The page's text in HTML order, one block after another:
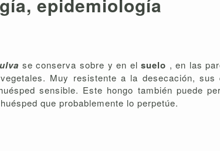
epidemiología
se conserva sobre y en elsuelo , en las
Muy resistente a la desecación,
sensible. Este hongo también puede
que probablemente lo perpetúe.